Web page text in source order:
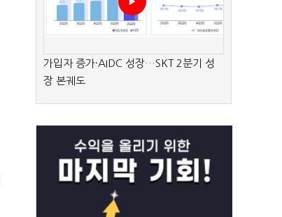
가입자 증가·AIDC 성장…SKT 2분기 성
장 본궤도